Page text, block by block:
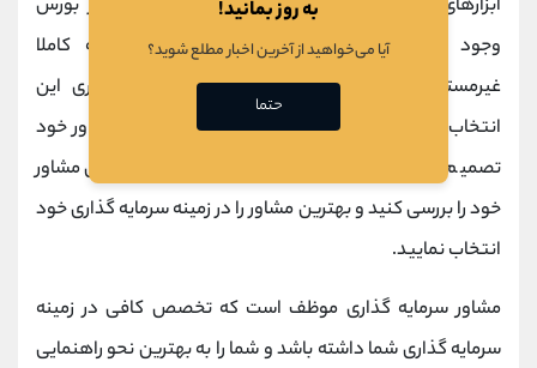
ابزارهای دیگری نیز برای سرمایه گذاری غیرمستقیم در بورس
وجود دارد؛ مانند مشاوره سرمایه گذاری که البته کاملا
غیرمستقیم نیست. مشاوره گرفتن برای سرمایه گذاری این
انتخاب را به شما می دهد که با توجه به گفته های مشاور خود
تصمیم نهایی را بگیرید. در این روش باید اعتبار دانش مشاور
خود را بررسی کنید و بهترین مشاور را در زمینه سرمایه گذاری خود
انتخاب نمایید.
مشاور سرمایه گذاری موظف است که تخصص کافی در زمینه
سرمایه گذاری شما داشته باشد و شما را به بهترین نحو راهنمایی
به روز بمانید!
آیا می‌خواهید از آخرین اخبار مطلع شوید؟
حتما